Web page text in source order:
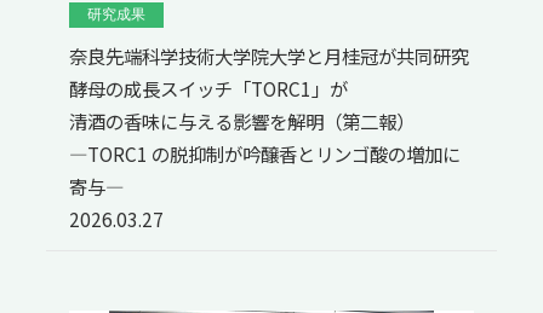
研究成果
奈良先端科学技術大学院大学と月桂冠が共同研究
酵母の成長スイッチ「TORC1」が
清酒の香味に与える影響を解明（第二報）
―TORC1 の脱抑制が吟醸香とリンゴ酸の増加に
寄与—
2026.03.27